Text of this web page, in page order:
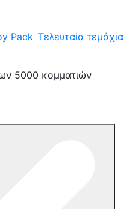
Pack Τελευταία τεμάχια
5000 κομματιών